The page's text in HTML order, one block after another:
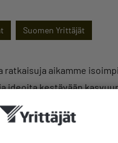
Suomen Yrittäjät
ratkaisuja aikamme
ideoita kestävään
kasvuhalukkaille